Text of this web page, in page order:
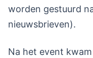
worden gestuurd
nieuwsbrieven).
Na het event